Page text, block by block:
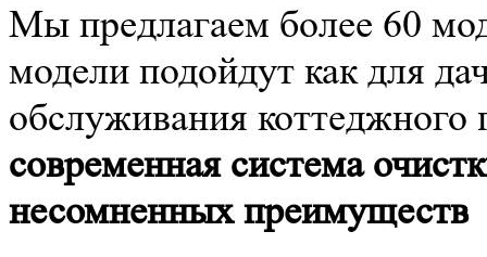
Мы предлагаем более 60
модели подойдут как для
обслуживания коттеджного
современная система
несомненных преимуществ